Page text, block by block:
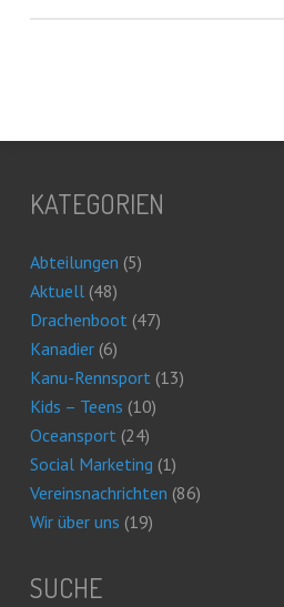
KATEGORIEN
Abteilungen (5)
Aktuell(48)
Drachenboot(47)
Kanadier(6)
Kanu-Rennsport(13)
Kids – Teens (10)
Oceansport(24)
Social Marketing (1)
Vereinsnachrichten (86)
Wir über uns (19)
SUCHE